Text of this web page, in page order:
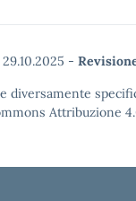
29.10.2025 -
diversamente
Attribuzione